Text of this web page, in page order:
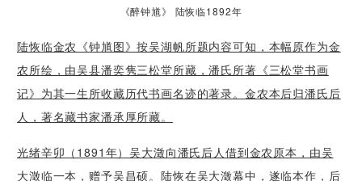
《醉钟馗》 陆恢临1892年
陆恢临金农《钟馗图》按吴湖帆所题内容可知，本幅原作为金
农所绘，由吴县潘奕隽三松堂所藏，潘氏所著《三松堂书画
记》为其一生所收藏历代书画名迹的著录。金农本后归潘氏后
人，著名藏书家潘承厚所藏。
光绪辛卯（1891年）吴大澂向潘氏后人借到金农原本，由吴
大澂临一本，赠予吴昌硕。陆恢在吴大澂幕中，遂临本作，后